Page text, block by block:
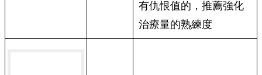
有仇恨值的，推薦強化
治療量的熟練度